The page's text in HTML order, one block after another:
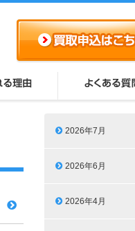
2026年7月
2026年6月
2026年4月